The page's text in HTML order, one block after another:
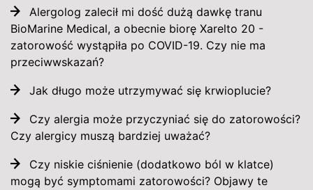
Alergolog zalecił mi dość dużą dawkę tranu
BioMarine Medical, a obecnie biorę Xarelto 20 -
zatorowość wystąpiła po COVID-19. Czy nie ma
przeciwwskazań?
Jak długo może utrzymywać się krwioplucie?
Czy alergia może przyczyniać się do zatorowości?
Czy alergicy muszą bardziej uważać?
Czy niskie ciśnienie (dodatkowo ból w klatce)
mogą być symptomami zatorowości? Objawy te